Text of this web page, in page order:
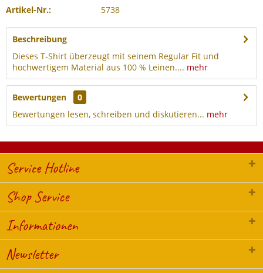
Artikel-Nr.: 5738
Beschreibung
Dieses T-Shirt überzeugt mit seinem Regular Fit und
hochwertigem Material aus 100 % Leinen.... mehr
Bewertungen
0
Bewertungen lesen, schreiben und diskutieren... mehr
Service Hotline
Shop Service
Informationen
Newsletter